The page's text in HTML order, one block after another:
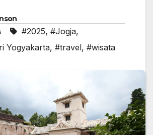
#2025, #Jogja,
Yogyakarta, #travel, #wisata